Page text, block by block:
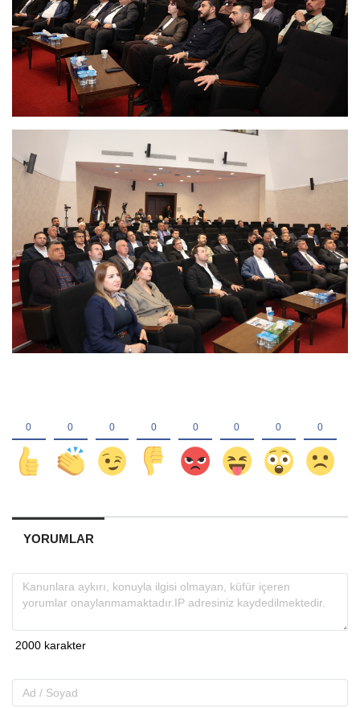
YORUMLAR